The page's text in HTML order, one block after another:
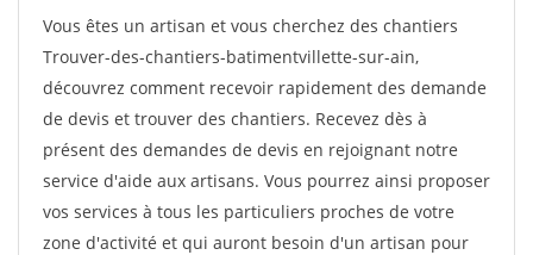
Vous êtes un artisan et vous cherchez des chantiers
Trouver-des-chantiers-batimentvillette-sur-ain,
découvrez comment recevoir rapidement des demande
de devis et trouver des chantiers. Recevez dès à
présent des demandes de devis en rejoignant notre
service d'aide aux artisans. Vous pourrez ainsi proposer
vos services à tous les particuliers proches de votre
zone d'activité et qui auront besoin d'un artisan pour